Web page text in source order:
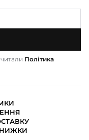
Політика